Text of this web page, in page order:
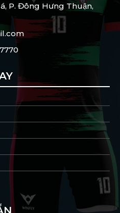
P. Đông Hưng Thuận,